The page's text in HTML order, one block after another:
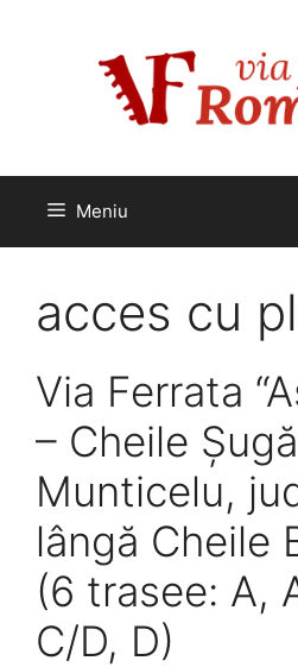
Meniu
acces cu
Via Ferrata
– Cheile
Munticelu,
lângă Cheile
(6 trasee: A,
C/D, D)